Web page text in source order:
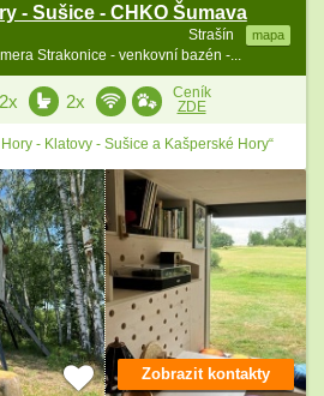
- Sušice - CHKO Šumava
Strašín mapa
Strakonice - venkovní bazén -...
2x 2x
Ceník
ZDE
- Klatovy - Sušice a Kašperské Hory“
Zobrazit kontakty